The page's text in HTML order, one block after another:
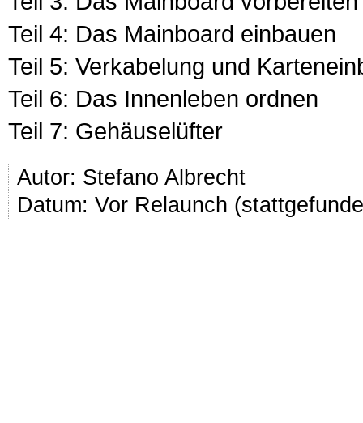
Teil 4: Das Mainboard einbauen
Teil 5: Verkabelung und
Teil 6: Das Innenleben ordnen
Teil 7: Gehäuselüfter
Autor: Stefano Albrecht
Datum: Vor Relaunch